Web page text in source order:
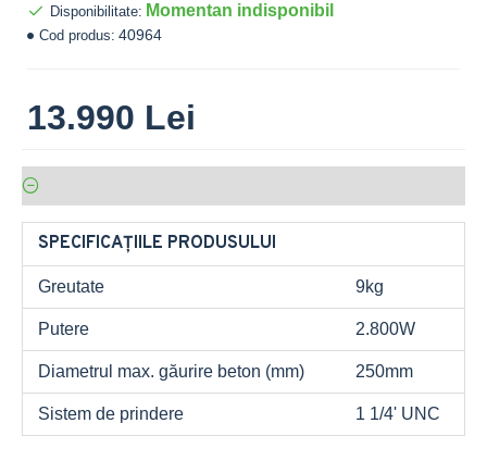
13.990 Lei
Disponibilitate: Momentan indisponibil
Cod produs: 40964
SPECIFICAȚIILE PRODUSULUI
Greutate 9kg
Putere 2.800W
Diametrul max. găurire beton (mm) 250mm
Sistem de prindere 1 1/4' UNC